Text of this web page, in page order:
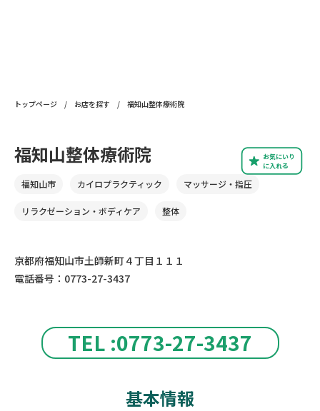
トップページ / お店を探す / 福知山整体療術院
TEL :0773-27-3437
お気にいり
に入れる
福知山整体療術院
福知山市 カイロプラクティック マッサージ・指圧
リラクゼーション・ボディケア 整体
京都府福知山市土師新町４丁目１１１
電話番号：0773-27-3437
基本情報